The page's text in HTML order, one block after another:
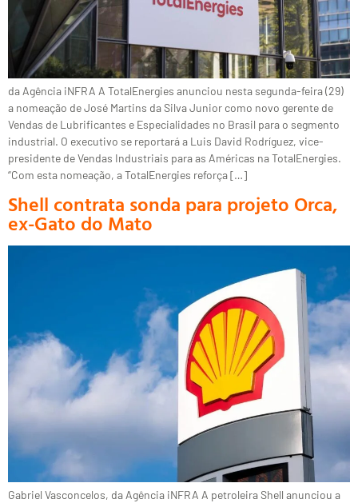
da Agência iNFRA A TotalEnergies anunciou nesta segunda-feira (29)
a nomeação de José Martins da Silva Junior como novo gerente de
Vendas de Lubrificantes e Especialidades no Brasil para o segmento
industrial. O executivo se reportará a Luis David Rodríguez, vice-
presidente de Vendas Industriais para as Américas na TotalEnergies.
“Com esta nomeação, a TotalEnergies reforça […]
Shell contrata sonda para projeto Orca,
ex-Gato do Mato
Gabriel Vasconcelos, da Agência iNFRA A petroleira Shell anunciou a